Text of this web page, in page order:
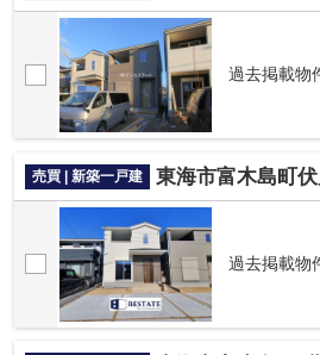
過去掲載物
売買 | 新築一戸建 東海市富木島町
過去掲載物